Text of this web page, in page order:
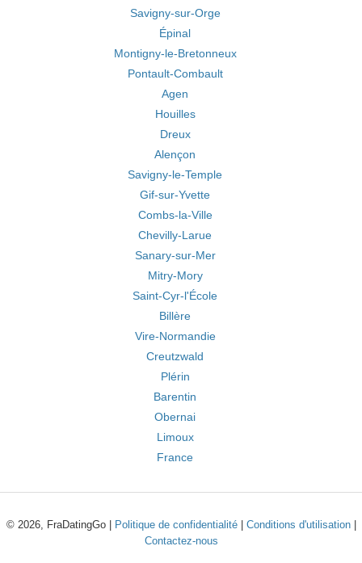
Savigny-sur-Orge
Épinal
Montigny-le-Bretonneux
Pontault-Combault
Agen
Houilles
Dreux
Alençon
Savigny-le-Temple
Gif-sur-Yvette
Combs-la-Ville
Chevilly-Larue
Sanary-sur-Mer
Mitry-Mory
Saint-Cyr-l'École
Billère
Vire-Normandie
Creutzwald
Plérin
Barentin
Obernai
Limoux
France
© 2026, FraDatingGo | Politique de confidentialité| Conditions d'utilisation|
Contactez-nous